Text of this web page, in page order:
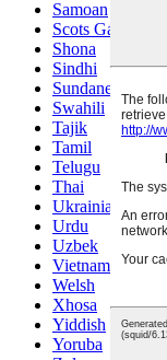
Samoan
Scots Gaelic
Shona
Sindhi
Sundanese
Swahili
Tajik
Tamil
Telugu
Thai
Ukrainian
Urdu
Uzbek
Vietnamese
Welsh
Xhosa
Yiddish
Yoruba